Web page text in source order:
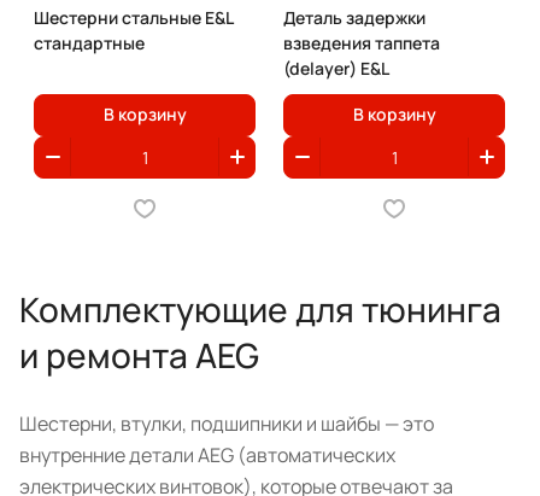
Шестерни стальные E&L
стандартные
В корзину
Деталь задержки
взведения таппета
(delayer) E&L
В корзину
Комплектующие для тюнинга
и ремонта AEG
Шестерни, втулки, подшипники и шайбы — это
внутренние детали AEG (автоматических
электрических винтовок), которые отвечают за